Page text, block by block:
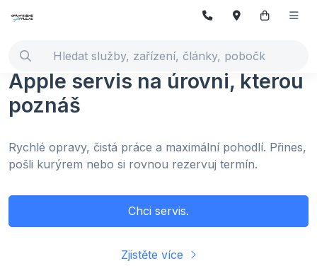
Apple servis na úrovni, kterou
poznáš
Rychlé opravy, čistá práce a maximální pohodlí. Přines,
pošli kurýrem nebo si rovnou rezervuj termín.
Chci servis.
Zjistěte více